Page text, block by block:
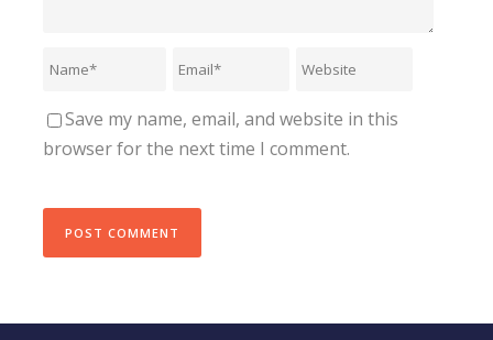
Save my name, email, and website in this
browser for the next time I comment.